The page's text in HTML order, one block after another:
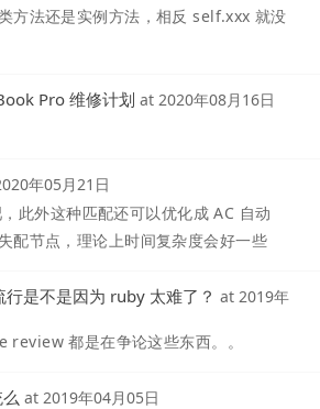
方法还是实例方法，相反 self.xxx 就没
Pro 维修计划 at 2020年08月16日
年05月21日
此外这种匹配还可以优化成 AC 自动
配节点，理论上时间复杂度会好一些
是不是因为 ruby 太难了？ at 2019年
review 都是在争论这些东西。。
at 2019年04月05日